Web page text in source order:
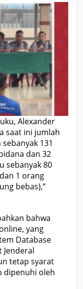
Alexander
saat ini jumlah
131
dan 32
sebanyak 80
1 orang
bebas),”
bahwa
yang
Database
Jenderal
tetap syarat
dipenuhi oleh